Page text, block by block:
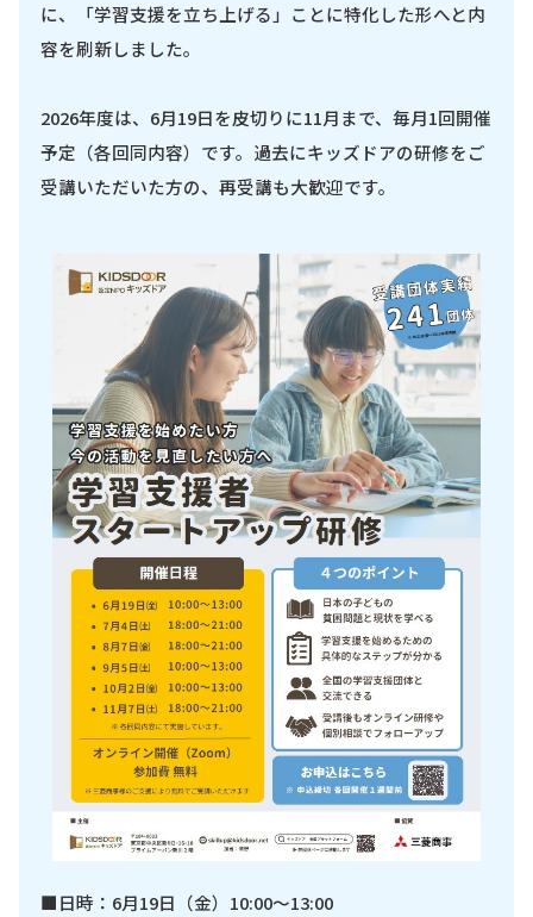
に、「学習支援を立ち上げる」ことに特化した形へと内
容を刷新しました。
2026年度は、6月19日を皮切りに11月まで、毎月1回開催
予定（各回同内容）です。過去にキッズドアの研修をご
受講いただいた方の、再受講も大歓迎です。
■日時：6月19日（金）10:00～13:00